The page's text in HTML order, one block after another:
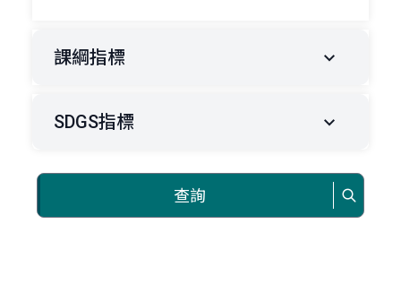
課綱指標
SDGS指標
查詢